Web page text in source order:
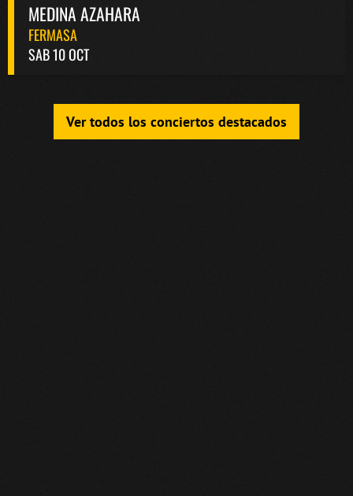
MEDINA AZAHARA
FERMASA
SAB 10 OCT
Ver todos los conciertos destacados